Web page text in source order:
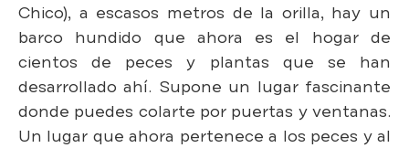
Chico), a escasos metros de la orilla, hay un
barco hundido que ahora es el hogar de
cientos de peces y plantas que se han
desarrollado ahí. Supone un lugar fascinante
donde puedes colarte por puertas y ventanas.
Un lugar que ahora pertenece a los peces y al